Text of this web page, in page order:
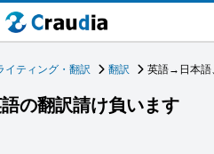
イティング・翻訳 翻訳 英語→日本語
の翻訳請け負います